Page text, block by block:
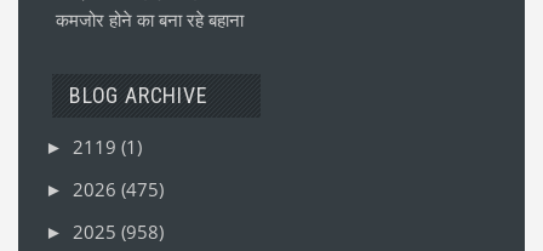
कमजोर होने का बना रहे बहाना
BLOG ARCHIVE
► 2119 (1)
► 2026 (475)
► 2025 (958)